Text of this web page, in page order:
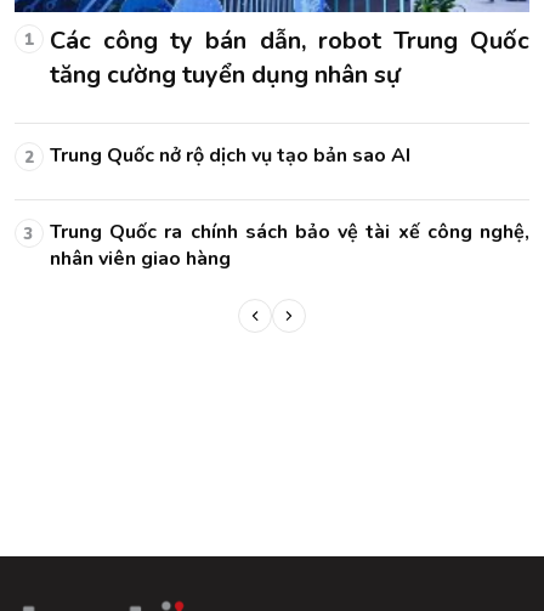
1
Các công ty bán dẫn, robot Trung Quốc
tăng cường tuyển dụng nhân sự
2 Trung Quốc nở rộ dịch vụ tạo bản sao AI
3
Trung Quốc ra chính sách bảo vệ tài xế công nghệ,
nhân viên giao hàng